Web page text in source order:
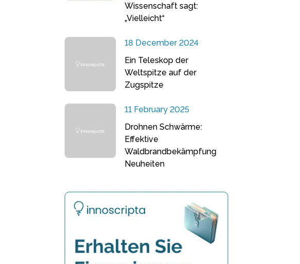
Wissenschaft sagt:
„Vielleicht“
18 December 2024
Ein Teleskop der
Weltspitze auf der
Zugspitze
11 February 2025
Drohnen Schwärme:
Effektive
Waldbrandbekämpfung
Neuheiten